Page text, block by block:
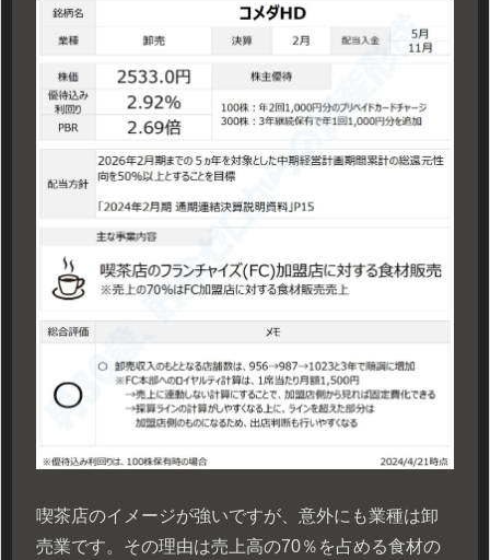
喫茶店のイメージが強いですが、意外にも業種は卸
売業です。その理由は売上高の70％を占める食材の